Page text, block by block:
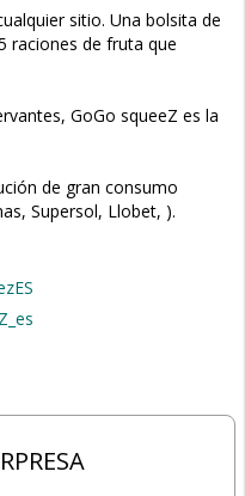
sitio. Una bolsita de
raciones de fruta que
GoGo squeeZ es la
de gran consumo
Supersol, Llobet, ).